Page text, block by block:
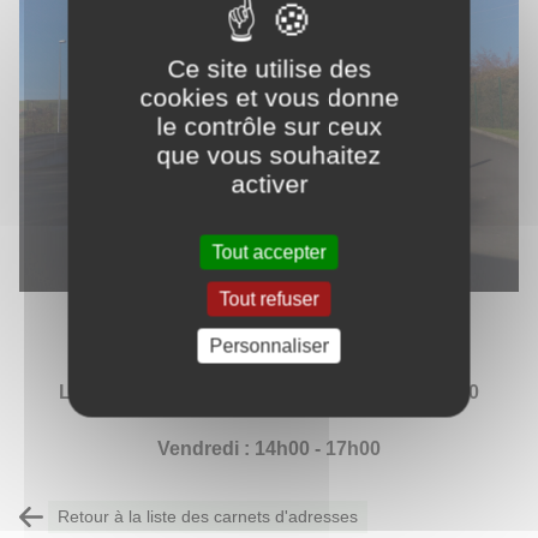
Horaires :
Lundi, mercredi, jeudi et samedi : 8h30 - 12h00
Vendredi : 14h00 - 17h00
Retour à la liste des carnets d'adresses
Ce site utilise des
cookies et vous donne
le contrôle sur ceux
que vous souhaitez
activer
Tout accepter
Tout refuser
Personnaliser